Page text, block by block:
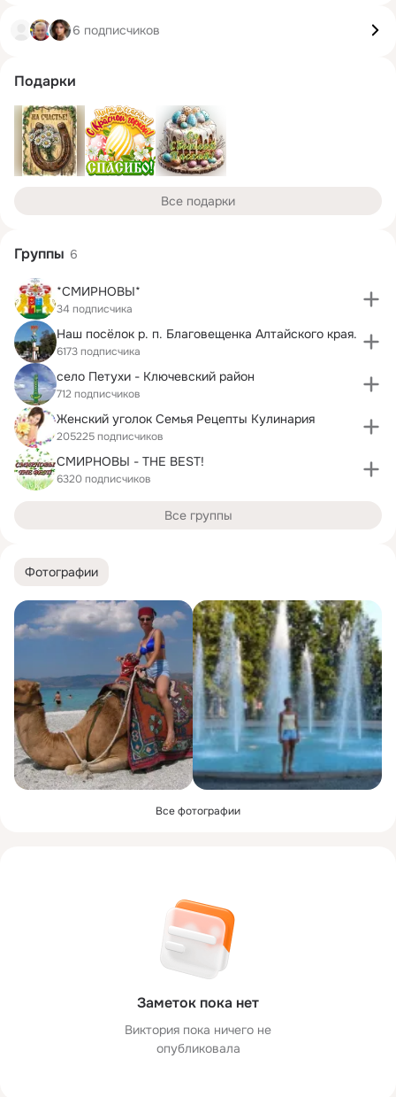
Фотографии
Все фотографии
Заметок пока нет
Виктория пока ничего не
опубликовала
6 подписчиков
Подарки
Все подарки
Группы 6
*СМИРНОВЫ*
34 подписчика
Наш посёлок р. п. Благовещенка Алтайского края.
6173 подписчика
село Петухи - Ключевский район
712 подписчиков
Женский уголок Семья Рецепты Кулинария
205225 подписчиков
СМИРНОВЫ - THE BEST!
6320 подписчиков
Все группы